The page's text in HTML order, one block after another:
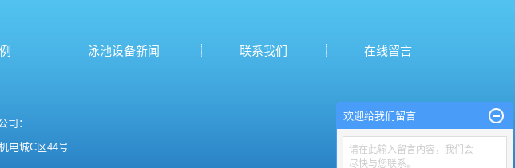
泳池设备新闻 联系我们 在线留言
司：
电城C区44号
欢迎给我们留言
请在此输入留言内容，我们会
尽快与您联系。